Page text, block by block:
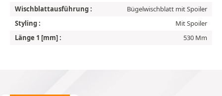
Wischblattausführung :
Bügelwischblatt mit Spoiler
Styling :
Mit Spoiler
Länge 1 [mm] :
530 Mm